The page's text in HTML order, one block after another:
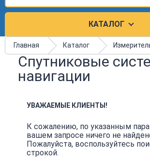
КАТАЛОГ
Главная Каталог
Спутниковые
навигации
УВАЖАЕМЫЕ КЛИЕНТЫ!
К сожалению, по указанным
вашем запросе ничего не
Пожалуйста, воспользуйтесь
строкой.